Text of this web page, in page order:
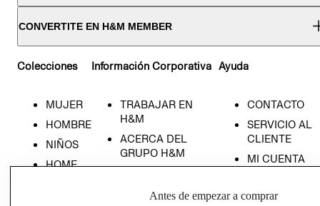
CONVERTITE EN H&M MEMBER
Colecciones
MUJER
HOMBRE
NIÑOS
HOME
Información Corporativa
TRABAJAR EN
H&M
ACERCA DEL
GRUPO H&M
Ayuda
CONTACTO
SERVICIO AL
CLIENTE
MI CUENTA
TIENDAS
Antes de empezar a comprar